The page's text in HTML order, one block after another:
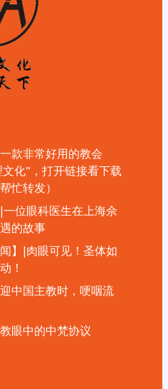
一款非常好用的教会
文化”，打开链接看下载
忙转发）
|一位眼科医生在上海佘
的故事
闻】|肉眼可见！圣体如
！
中国主教时，哽咽流
眼中的中梵协议